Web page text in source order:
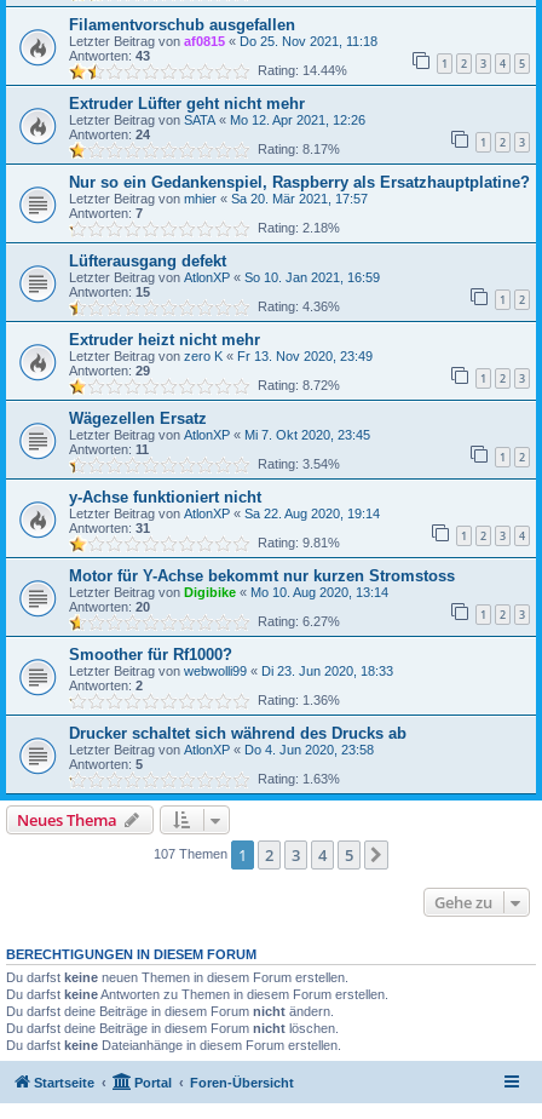
Filamentvorschub ausgefallen
Letzter Beitrag von af0815 « Do 25. Nov 2021, 11:18
Antworten: 43 1 2 3 4 5
Rating: 14.44%
Extruder Lüfter geht nicht mehr
Letzter Beitrag von SATA « Mo 12. Apr 2021, 12:26
Antworten: 24 1 2 3
Rating: 8.17%
Nur so ein Gedankenspiel, Raspberry als Ersatzhauptplatine?
Letzter Beitrag von mhier « Sa 20. Mär 2021, 17:57
Antworten: 7
Rating: 2.18%
Lüfterausgang defekt
Letzter Beitrag von AtlonXP « So 10. Jan 2021, 16:59
Antworten: 15 1 2
Rating: 4.36%
Extruder heizt nicht mehr
Letzter Beitrag von zero K « Fr 13. Nov 2020, 23:49
Antworten: 29 1 2 3
Rating: 8.72%
Wägezellen Ersatz
Letzter Beitrag von AtlonXP « Mi 7. Okt 2020, 23:45
Antworten: 11 1 2
Rating: 3.54%
y-Achse funktioniert nicht
Letzter Beitrag von AtlonXP « Sa 22. Aug 2020, 19:14
Antworten: 31 1 2 3 4
Rating: 9.81%
Motor für Y-Achse bekommt nur kurzen Stromstoss
Letzter Beitrag von Digibike « Mo 10. Aug 2020, 13:14
Antworten: 20 1 2 3
Rating: 6.27%
Smoother für Rf1000?
Letzter Beitrag von webwolli99 « Di 23. Jun 2020, 18:33
Antworten: 2
Rating: 1.36%
Drucker schaltet sich während des Drucks ab
Letzter Beitrag von AtlonXP « Do 4. Jun 2020, 23:58
Antworten: 5
Rating: 1.63%
Neues Thema
107 Themen 1 2 3 4 5
Gehe zu
BERECHTIGUNGEN IN DIESEM FORUM
Du darfst keine neuen Themen in diesem Forum erstellen.
Du darfst keineAntworten zu Themen in diesem Forum erstellen.
Du darfst deine Beiträge in diesem Forum nicht ändern.
Du darfst deine Beiträge in diesem Forum nicht löschen.
Du darfst keine Dateianhänge in diesem Forum erstellen.
Startseite Portal Foren-Übersicht